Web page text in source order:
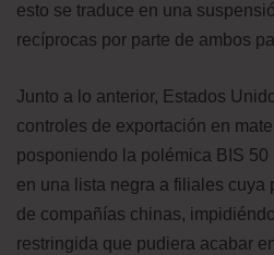
esto se traduce en una
recíprocas por parte de ambos
Junto a lo anterior, Estados
controles de exportación en
posponiendo la polémica BIS
en una lista negra a filiales cuya
de compañías chinas,
restringida que pudiera acabar